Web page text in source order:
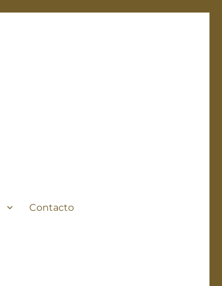
Contacto